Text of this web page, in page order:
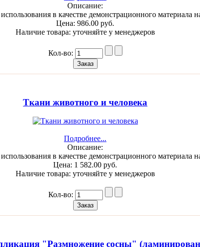
Описание:
в качестве демонстрационного материала
Цена:986.00 руб.
Наличие товара: уточняйте у менеджеров
Кол-во:
Ткани животного и человека
Подробнее...
Описание:
в качестве демонстрационного материала
Цена: 1 582.00 руб.
Наличие товара: уточняйте у менеджеров
Кол-во:
"Размножение сосны"